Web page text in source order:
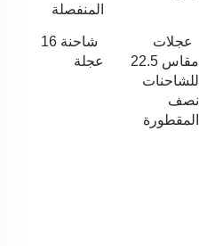
المنفصلة
عجلات
مقاس 22.5
للشاحنات
نصف
المقطورة
شاحنة 16
عجلة